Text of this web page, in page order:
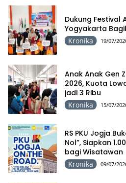
Dukung Festival
Yogyakarta
Kronika 19/07/
Anak Anak Gen
2026, Kuota
jadi 3 Ribu
Kronika 15/07/
RS PKU Jogja
Nol”, Siapkan
bagi Wisatawan
Kronika 09/07/